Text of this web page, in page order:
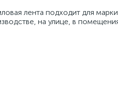
лента подходит для
на улице, в